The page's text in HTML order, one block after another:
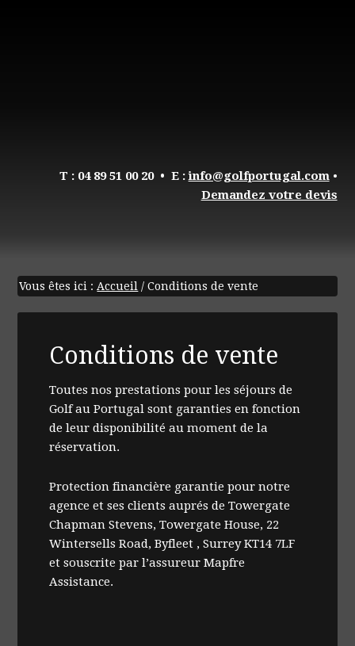
T : 04 89 51 00 20• E :info@golfportugal.com•
Demandez votre devis
Vous êtes ici :Accueil / Conditions de vente
Conditions de vente
Toutes nos prestations pour les séjours de
Golf au Portugal sont garanties en fonction
de leur disponibilité au moment de la
réservation.
Protection financière garantie pour notre
agence et ses clients auprés de Towergate
Chapman Stevens, Towergate House, 22
Wintersells Road, Byfleet , Surrey KT14 7LF
et souscrite par l’assureur Mapfre
Assistance.